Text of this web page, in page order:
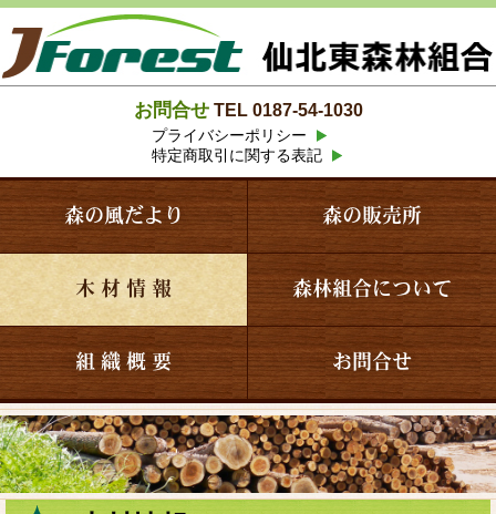
お問合せ TEL 0187-54-1030
プライバシーポリシー
特定商取引に関する表記
森の風だより 森の販売所
木 材 情 報 森林組合について
組 織 概 要 お問合せ